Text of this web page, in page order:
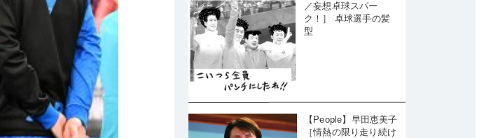
／妄想卓球スパー
ク！］ 卓球選手の髪
型
【People】早田恵美子
［情熱の限り走り続け